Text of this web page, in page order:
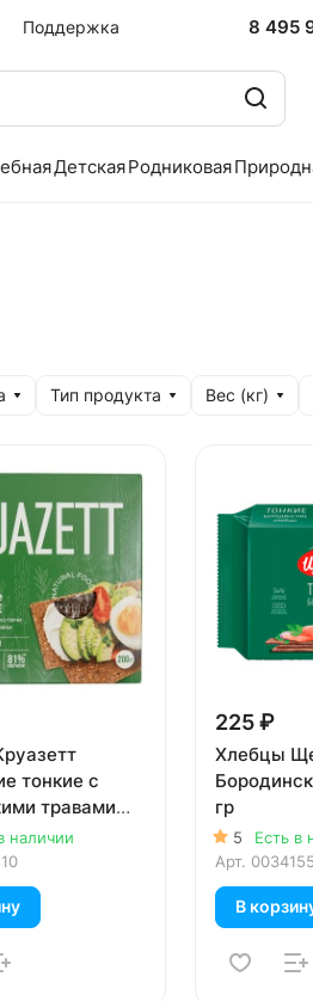
Поддержка 8 495
ДетскаяРодниковая
Тип продукта Вес (кг)
тонкие с
травами
наличии
225 ₽
Хлебцы
гр
5
Есть в
Арт. 0034155
В